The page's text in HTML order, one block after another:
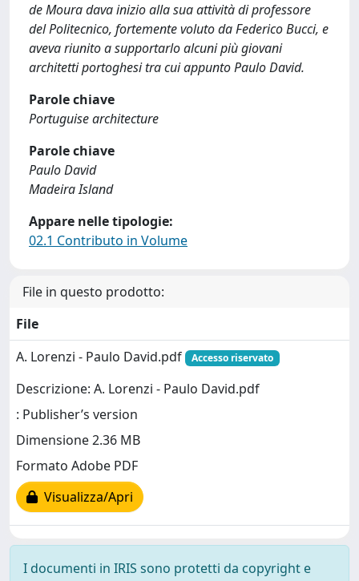
de Moura dava inizio alla sua attività di professore
del Politecnico, fortemente voluto da Federico Bucci, e
aveva riunito a supportarlo alcuni più giovani
architetti portoghesi tra cui appunto Paulo David.
Parole chiave
Portuguise architecture
Parole chiave
Paulo David
Madeira Island
Appare nelle tipologie:
02.1 Contributo in Volume
File in questo prodotto:
File
A. Lorenzi - Paulo David.pdf
Accesso riservato
Descrizione: A. Lorenzi - Paulo David.pdf
: Publisher’s version
Dimensione 2.36 MB
Formato Adobe PDF
Visualizza/Apri
I documenti in IRIS sono protetti da copyright e